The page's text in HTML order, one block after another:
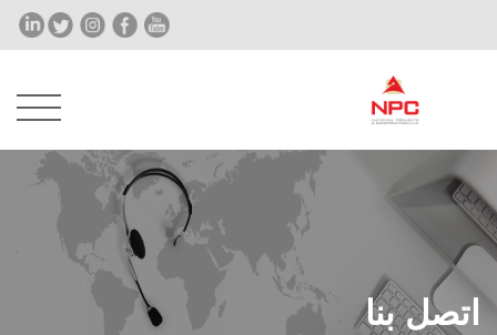
اتصل بنا